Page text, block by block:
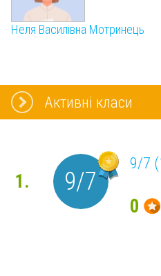
Неля Василівна Мотринець
Активні класи
1. 9/7
9/7
0